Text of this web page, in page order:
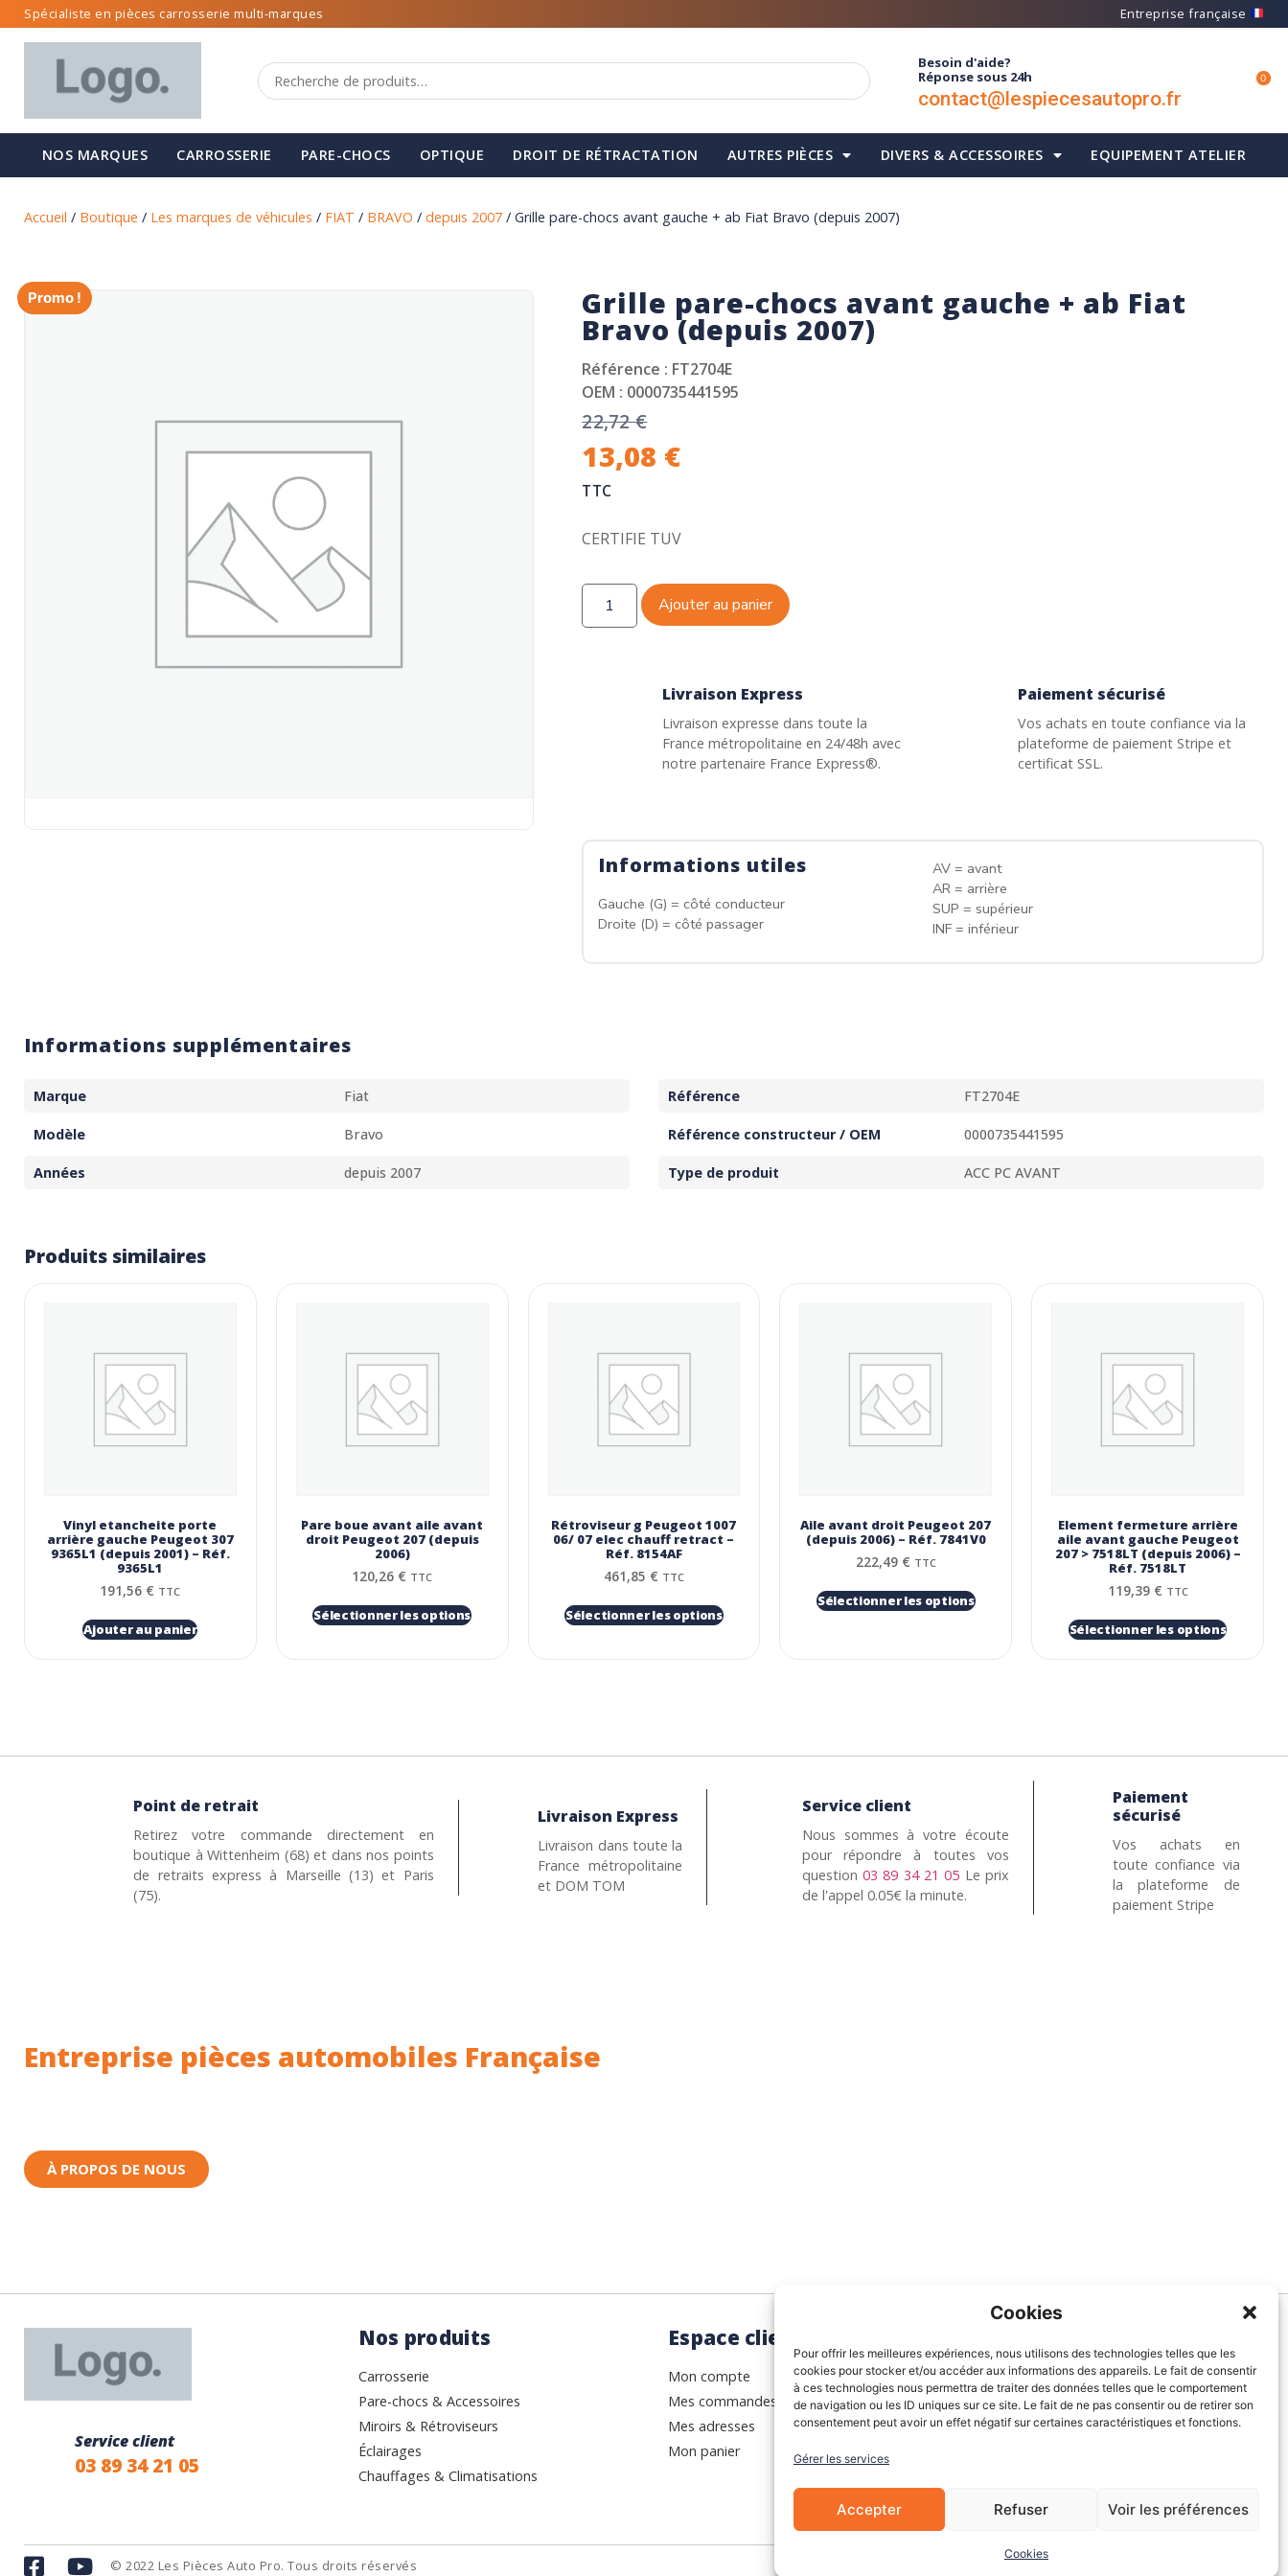
Cookies
Pour offrir les meilleures expériences, nous utilisons des technologies telles que les
cookies pour stocker et/ou accéder aux informations des appareils. Le fait de consentir
à ces technologies nous permettra de traiter des données telles que le comportement
de navigation ou les ID uniques sur ce site. Le fait de ne pas consentir ou de retirer son
consentement peut avoir un effet négatif sur certaines caractéristiques et fonctions.
Gérer les services
Accepter Refuser Voir les préférences
Cookies
Spécialiste en pièces carrosserie multi-marques Entreprise française
Besoin d'aide?
Réponse sous 24h
contact@lespiecesautopro.fr
0
NOS MARQUES CARROSSERIE PARE-CHOCS OPTIQUE DROIT DE RÉTRACTATION AUTRES PIÈCES DIVERS & ACCESSOIRES EQUIPEMENT ATELIER
Accueil / Boutique / Les marques de véhicules / FIAT / BRAVO / depuis 2007 / Grille pare-chocs avant gauche + ab Fiat Bravo (depuis 2007)
Promo ! Grille pare-chocs avant gauche + ab Fiat
Bravo (depuis 2007)
Référence : FT2704E
OEM : 0000735441595
22,72€
13,08 €
TTC
CERTIFIE TUV
Ajouter au panier
Livraison Express
Livraison expresse dans toute la
France métropolitaine en 24/48h avec
notre partenaire France Express®.
Paiement sécurisé
Vos achats en toute confiance via la
plateforme de paiement Stripe et
certificat SSL.
Informations utiles
Gauche (G) = côté conducteur
Droite (D) = côté passager
AV = avant
AR = arrière
SUP = supérieur
INF = inférieur
Informations supplémentaires
Marque Fiat Référence FT2704E
Modèle Bravo Référence constructeur / OEM 0000735441595
Années depuis 2007 Type de produit ACC PC AVANT
Produits similaires
Vinyl etancheite porte
arrière gauche Peugeot 307
9365L1 (depuis 2001) – Réf.
9365L1
191,56 € TTC
Ajouter au panier
Pare boue avant aile avant
droit Peugeot 207 (depuis
2006)
120,26 € TTC
Sélectionner les options
Rétroviseur g Peugeot 1007
06/ 07 elec chauff retract –
Réf. 8154AF
461,85 € TTC
Sélectionner les options
Aile avant droit Peugeot 207
(depuis 2006) – Réf. 7841V0
222,49 € TTC
Sélectionner les options
Element fermeture arrière
aile avant gauche Peugeot
207 > 7518LT (depuis 2006) –
Réf. 7518LT
119,39 € TTC
Sélectionner les options
Point de retrait
Retirez votre commande directement en
boutique à Wittenheim (68) et dans nos points
de retraits express à Marseille (13) et Paris
(75).
Livraison Express
Livraison dans toute la
France métropolitaine
et DOM TOM
Service client
Nous sommes à votre écoute
pour répondre à toutes vos
question03 89 34 21 05 Le prix
de l'appel 0.05€ la minute.
Paiement
sécurisé
Vos achats en
toute confiance via
la plateforme de
paiement Stripe
Entreprise pièces automobiles Française
À PROPOS DE NOUS
Service client
03 89 34 21 05
Nos produits
Carrosserie
Pare-chocs & Accessoires
Miroirs & Rétroviseurs
Éclairages
Chauffages & Climatisations
Espace client
Mon compte
Mes commandes
Mes adresses
Mon panier
À Propos de nous
Blog
Contactez-nous
Cookies
© 2022 Les Pièces Auto Pro. Tous droits réservés